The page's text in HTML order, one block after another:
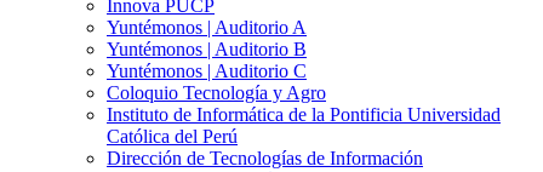
Innova PUCP
Yuntémonos | Auditorio A
Yuntémonos | Auditorio B
Yuntémonos | Auditorio C
Coloquio Tecnología y Agro
Instituto de Informática de la Pontificia Universidad
Católica del Perú
Dirección de Tecnologías de Información